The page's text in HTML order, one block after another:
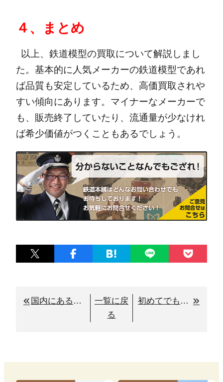
４、まとめ
以上、鉄道模型の買取について解説しまし
た。 基本的に人気メーカーの鉄道模型であれ
ば品質も安定しているため、高価買取されや
すい傾向にあります。 マイナーなメーカーで
も、販売終了していたり、流通量が少なけれ
ば希少価値がつくこともあるでしょう。
国内にある鉄道模型の有名メーカーを４社を解説
一覧に戻
る
初めてでもわかりやすい！鉄道模型、鉄道グッズ買取サイト徹底比較